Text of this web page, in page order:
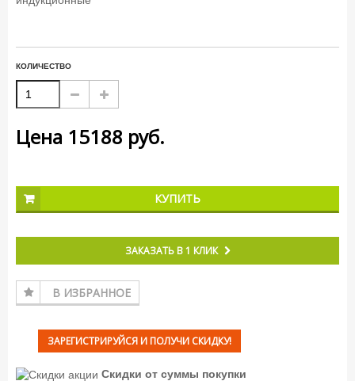
КОЛИЧЕСТВО
Цена 15188 руб.
КУПИТЬ
ЗАКАЗАТЬ В 1 КЛИК
В ИЗБРАННОЕ
ЗАРЕГИСТРИРУЙСЯ И ПОЛУЧИ СКИДКУ!
Скидки от суммы покупки